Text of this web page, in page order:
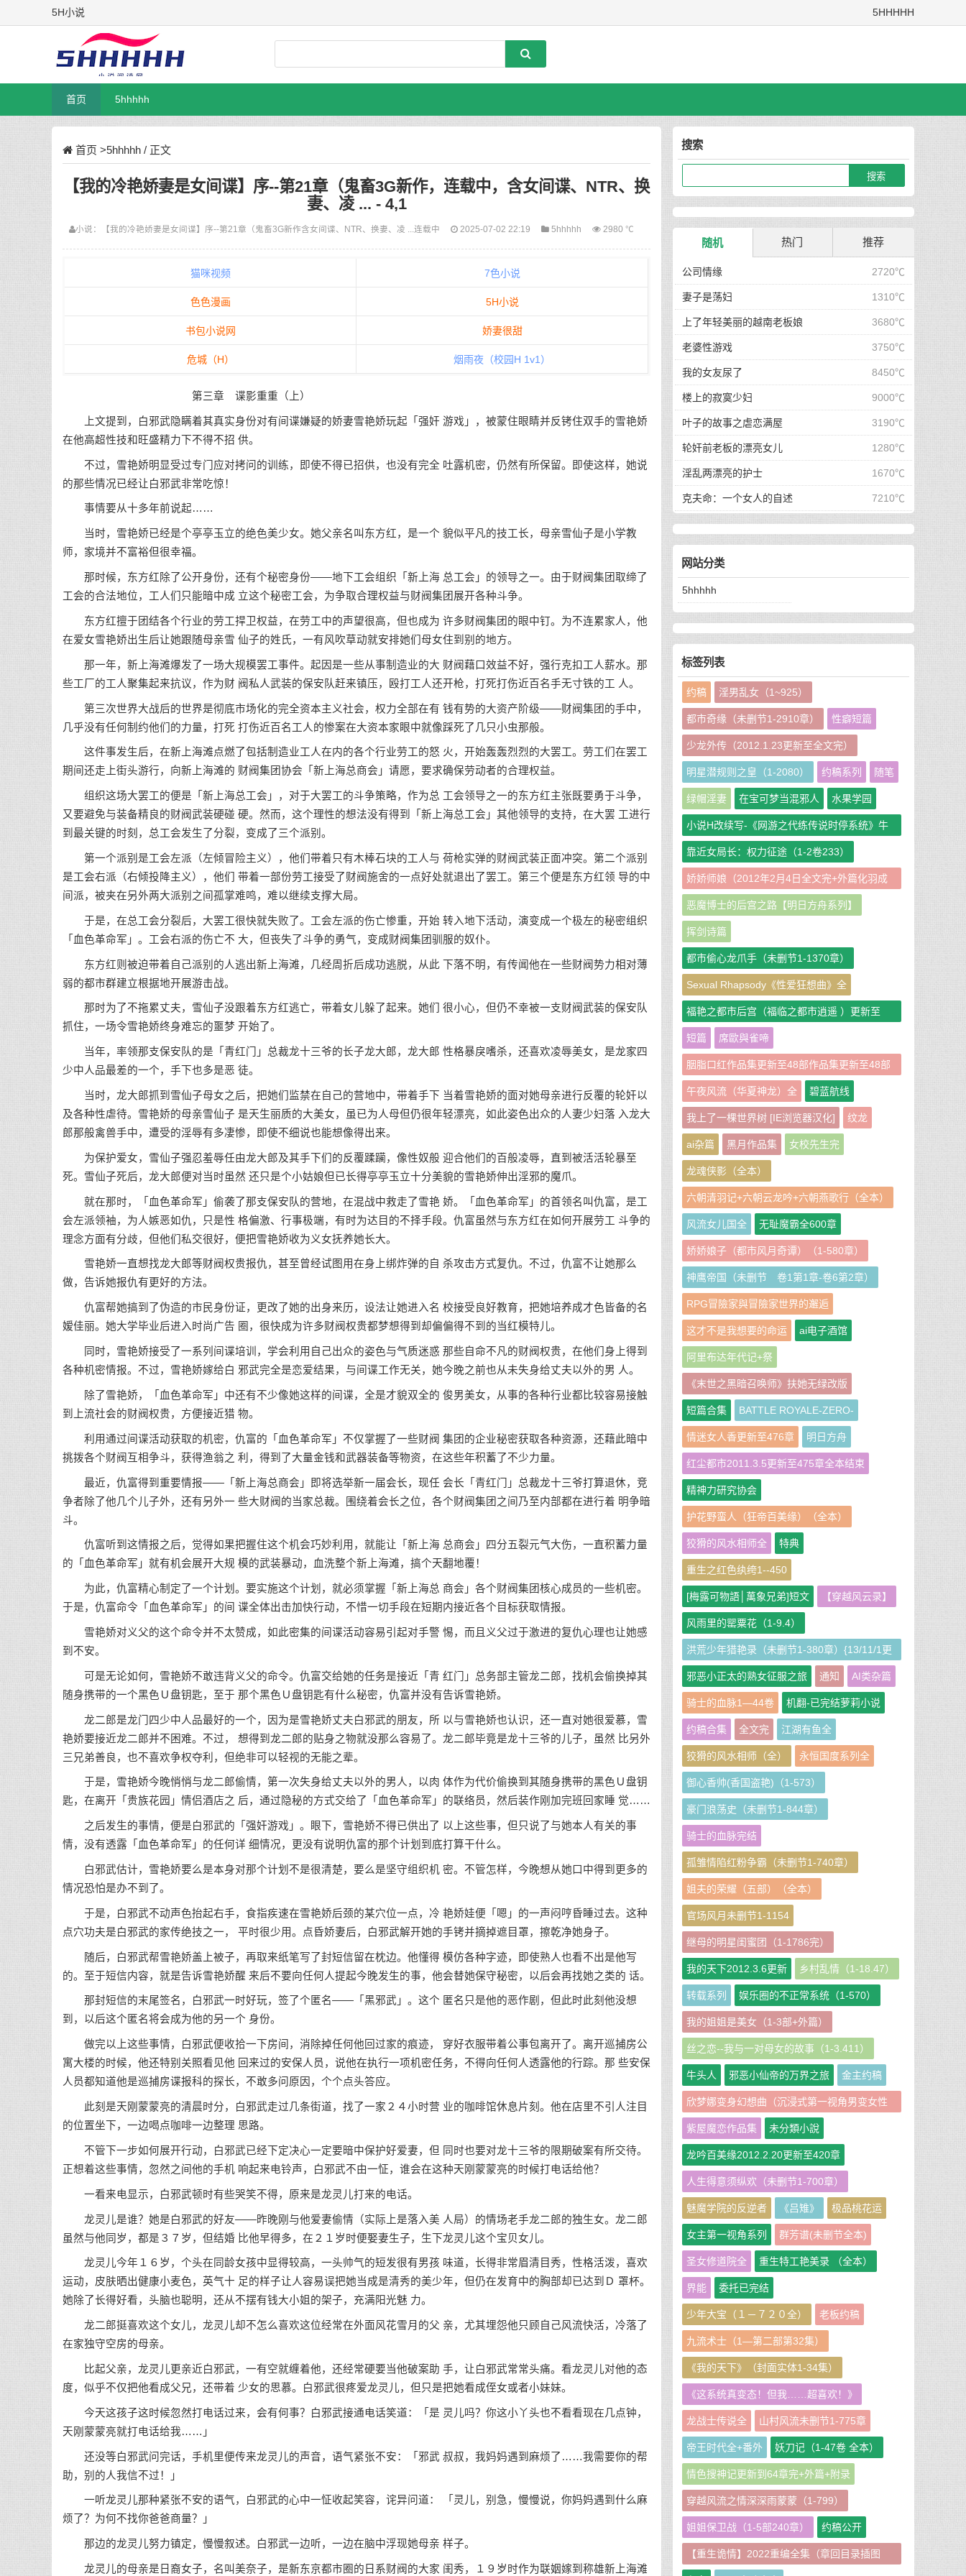
5H小说 5HHHHH
首页 5hhhhh
首页 >5hhhhh / 正文
【我的冷艳娇妻是女间谍】序--第21章（鬼畜3G新作，连载中，含女间谍、NTR、换
妻、凌 ... - 4,1
小说： 【我的冷艳娇妻是女间谍】序--第21章（鬼畜3G新作含女间谍、NTR、换妻、凌 ... 连载中 2025-07-02 22:19 5hhhhh 2980 ℃
猫咪视频 7色小说
色色漫画 5H小说
书包小说网 娇妻很甜
危城（H） 烟雨夜（校园H 1v1）
第三章 谍影重重（上）
上文提到，白邪武隐瞒着其真实身份对有间谍嫌疑的娇妻雪艳娇玩起「强奸 游戏」，被蒙住眼睛并反铐住双手的雪艳娇
在他高超性技和旺盛精力下不得不招 供。
不过，雪艳娇明显受过专门应对拷问的训练，即使不得已招供，也没有完全 吐露机密，仍然有所保留。即使这样，她说
的那些情况已经让白邪武非常吃惊！
事情要从十多年前说起……
当时，雪艳娇已经是个亭亭玉立的绝色美少女。她父亲名叫东方红，是一个 貌似平凡的技工长，母亲雪仙子是小学教
师，家境并不富裕但很幸福。
那时候，东方红除了公开身份，还有个秘密身份——地下工会组织「新上海 总工会」的领导之一。由于财阀集团取缔了
工会的合法地位，工人们只能暗中成 立这个秘密工会，为争取合理权益与财阀集团展开各种斗争。
东方红擅于团结各个行业的劳工捍卫权益，在劳工中的声望很高，但也成为 许多财阀集团的眼中钉。为不连累家人，他
在爱女雪艳娇出生后让她跟随母亲雪 仙子的姓氏，一有风吹草动就安排她们母女住到别的地方。
那一年，新上海滩爆发了一场大规模罢工事件。起因是一些从事制造业的大 财阀藉口效益不好，强行克扣工人薪水。那
些工厂的工人聚集起来抗议，作为财 阀私人武装的保安队赶来镇压，殴打工人还开枪，打死打伤近百名手无寸铁的工 人。
第三次世界大战后的世界是彻底市场化的完全资本主义社会，权力全部在有 钱有势的大资产阶级——财阀集团的手中，
几乎没有任何制约他们的力量，打死 打伤近百名工人的惨案在大资本家眼中就像踩死了几只小虫那般。
这件事发生后，在新上海滩点燃了包括制造业工人在内的各个行业劳工的怒 火，开始轰轰烈烈的大罢工。劳工们在罢工
期间还走上街头游行，向新上海滩的 财阀集团协会「新上海总商会」请愿，要求确保劳动者的合理权益。
组织这场大罢工的便是「新上海总工会」，对于大罢工的斗争策略，作为总 工会领导之一的东方红主张既要勇于斗争，
又要避免与装备精良的财阀武装硬碰 硬。然而，这个理性的想法没有得到「新上海总工会」其他领导的支持，在大罢 工进行
到最关键的时刻，总工会发生了分裂，变成了三个派别。
第一个派别是工会左派（左倾冒险主义），他们带着只有木棒石块的工人与 荷枪实弹的财阀武装正面冲突。第二个派别
是工会右派（右倾投降主义），他们 带着一部份劳工接受了财阀施舍的一点好处就退出了罢工。第三个便是东方红领 导的中
间派，被夹在另外两大派别之间孤掌难鸣，难以继续支撑大局。
于是，在总工会分裂后，大罢工很快就失败了。工会左派的伤亡惨重，开始 转入地下活动，演变成一个极左的秘密组织
「血色革命军」。工会右派的伤亡不 大，但丧失了斗争的勇气，变成财阀集团驯服的奴仆。
东方红则被迫带着自己派别的人逃出新上海滩，几经周折后成功逃脱，从此 下落不明，有传闻他在一些财阀势力相对薄
弱的都市群建立根据地开展游击战。
那时为了不拖累丈夫，雪仙子没跟着东方红逃亡，带着女儿躲了起来。她们 很小心，但仍不幸被一支财阀武装的保安队
抓住，一场令雪艳娇终身难忘的噩梦 开始了。
当年，率领那支保安队的是「青红门」总裁龙十三爷的长子龙大郎，龙大郎 性格暴戾嗜杀，还喜欢凌辱美女，是龙家四
少中人品最差的一个，手下也多是恶 徒。
当时，龙大郎抓到雪仙子母女之后，把她们监禁在自己的营地中，带着手下 当着雪艳娇的面对她母亲进行反覆的轮奸以
及各种性虐待。雪艳娇的母亲雪仙子 是天生丽质的大美女，虽已为人母但仍很年轻漂亮，如此姿色出众的人妻少妇落 入龙大
郎那般禽兽手中，遭受的淫辱有多凄惨，即使不细说也能想像得出来。
为保护爱女，雪仙子强忍羞辱任由龙大郎及其手下们的反覆蹂躏，像性奴般 迎合他们的百般凌辱，直到被活活轮暴至
死。雪仙子死后，龙大郎便对当时虽然 还只是个小姑娘但已长得亭亭玉立十分美貌的雪艳娇伸出淫邪的魔爪。
就在那时，「血色革命军」偷袭了那支保安队的营地，在混战中救走了雪艳 娇。「血色革命军」的首领名叫仇富，是工
会左派领袖，为人嫉恶如仇，只是性 格偏激、行事极端，有时为达目的不择手段。仇富虽然与东方红在如何开展劳工 斗争的
理念方面有分歧，但他们私交很好，便把雪艳娇收为义女抚养她长大。
雪艳娇一直想找龙大郎等财阀权贵报仇，甚至曾经试图用在身上绑炸弹的自 杀攻击方式复仇。不过，仇富不让她那么
做，告诉她报仇有更好的方法。
仇富帮她搞到了伪造的市民身份证，更改了她的出身来历，设法让她进入名 校接受良好教育，把她培养成才色皆备的名
嫒佳丽。她大学毕业后进入时尚广告 圈，很快成为许多财阀权贵都梦想得到却偏偏得不到的当红模特儿。
同时，雪艳娇接受了一系列间谍培训，学会利用自己出众的姿色与气质迷惑 那些自命不凡的财阀权贵，在他们身上得到
各种机密情报。不过，雪艳娇嫁给白 邪武完全是恋爱结果，与间谍工作无关，她今晚之前也从未失身给丈夫以外的男 人。
除了雪艳娇，「血色革命军」中还有不少像她这样的间谍，全是才貌双全的 俊男美女，从事的各种行业都比较容易接触
到上流社会的财阀权贵，方便接近猎 物。
利用通过间谍活动获取的机密，仇富的「血色革命军」不仅掌握了一些财阀 集团的企业秘密获取各种资源，还藉此暗中
挑拨各个财阀互相争斗，获得渔翁之 利，得到了大量金钱和武器装备等物资，在这些年积蓄了不少力量。
最近，仇富得到重要情报——「新上海总商会」即将选举新一届会长，现任 会长「青红门」总裁龙十三爷打算退休，竞
争者除了他几个儿子外，还有另外一 些大财阀的当家总裁。围绕着会长之位，各个财阀集团之间乃至内部都在进行着 明争暗
斗。
仇富听到这情报之后，觉得如果把握住这个机会巧妙利用，就能让「新上海 总商会」四分五裂元气大伤，一直积蓄力量
的「血色革命军」就有机会展开大规 模的武装暴动，血洗整个新上海滩，搞个天翻地覆！
为此，仇富精心制定了一个计划。要实施这个计划，就必须掌握「新上海总 商会」各个财阀集团核心成员的一些机密。
于是，仇富命令「血色革命军」的间 谍全体出击加快行动，不惜一切手段在短期内接近各个目标获取情报。
雪艳娇对义父的这个命令并不太赞成，如此密集的间谍活动容易引起对手警 惕，而且义父过于激进的复仇心理也让她感
到不安。
可是无论如何，雪艳娇不敢违背义父的命令。仇富交给她的任务是接近「青 红门」总务部主管龙二郎，找机会偷换掉其
随身携带的一个黑色Ｕ盘钥匙，至于 那个黑色Ｕ盘钥匙有什么秘密，仇富并没有告诉雪艳娇。
龙二郎是龙门四少中人品最好的一个，因为是雪艳娇丈夫白邪武的朋友，所 以与雪艳娇也认识，还一直对她很爱慕，雪
艳娇要接近龙二郎并不困难。不过， 想得到龙二郎的贴身之物就没那么容易了。龙二郎毕竟是龙十三爷的儿子，虽然 比另外
三兄弟善良，也不喜欢争权夺利，但绝非可以轻视的无能之辈。
于是，雪艳娇今晚悄悄与龙二郎偷情，第一次失身给丈夫以外的男人，以肉 体作为代价偷换到其随身携带的黑色Ｕ盘钥
匙，在离开「贵族花园」情侣酒店之 后，通过隐秘的方式交给了「血色革命军」的联络员，然后装作刚加完班回家睡 觉……
之后发生的事情，便是白邪武的「强奸游戏」。眼下，雪艳娇不得已供出了 以上这些事，但只说了与她本人有关的事
情，没有透露「血色革命军」的任何详 细情况，更没有说明仇富的那个计划到底打算干什么。
白邪武估计，雪艳娇要么是本身对那个计划不是很清楚，要么是坚守组织机 密。不管怎样，今晚想从她口中得到更多的
情况恐怕是办不到了。
于是，白邪武不动声色抬起右手，食指疾速在雪艳娇后颈的某穴位一点，冷 艳娇娃便「嗯」的一声闷哼昏睡过去。这种
点穴功夫是白邪武的家传绝技之一， 平时很少用。点昏娇妻后，白邪武解开她的手铐并摘掉遮目罩，擦乾净她身子。
随后，白邪武帮雪艳娇盖上被子，再取来纸笔写了封短信留在枕边。他懂得 模仿各种字迹，即使熟人也看不出是他写
的。至于短信内容，就是告诉雪艳娇醒 来后不要向任何人提起今晚发生的事，他会替她保守秘密，以后会再找她之类的 话。
那封短信的末尾签名，白邪武一时好玩，签了个匿名——「黑邪武」。这个 匿名只是他的恶作剧，但此时此刻他没想
到，以后这个匿名将会成为他的另一个 身份。
做完以上这些事情，白邪武便收拾一下房间，消除掉任何他回过家的痕迹， 穿好衣服带着公事包离开了。离开巡捕房公
寓大楼的时候，他还特别关照看见他 回来过的安保人员，说他在执行一项机密任务，不得向任何人透露他的行踪。那 些安保
人员都知道他是巡捕房谍报科的探长，不敢多问原因，个个点头答应。
此刻是天刚蒙蒙亮的清晨时分，白邪武走过几条街道，找了一家２４小时营 业的咖啡馆休息片刻。他在店里不引人注目
的位置坐下，一边喝点咖啡一边整理 思路。
不管下一步如何展开行动，白邪武已经下定决心一定要暗中保护好爱妻，但 同时也要对龙十三爷的限期破案有所交待。
正想着这些事情，忽然之间他的手机 响起来电铃声，白邪武不由一怔，谁会在这种天刚蒙蒙亮的时候打电话给他？
一看来电显示，白邪武顿时有些哭笑不得，原来是龙灵儿打来的电话。
龙灵儿是谁？她是白邪武的好友——昨晚刚与他爱妻偷情（实际上是落入美 人局）的情场老手龙二郎的独生女。龙二郎
虽然与他同岁，都是３７岁，但结婚 比他早得多，在２１岁时便娶妻生子，生下龙灵儿这个宝贝女儿。
龙灵儿今年１６岁，个头在同龄女孩中显得较高，一头帅气的短发很有男孩 味道，长得非常眉清目秀，性格活泼，喜欢
运动，皮肤晒出健康小麦色，英气十 足的样子让人容易误把她当成是清秀的美少年，但仍在发育中的胸部却已达到Ｄ 罩杯。
她除了长得好看，头脑也聪明，还从不摆有钱大小姐的架子，充满阳光魅 力。
龙二郎挺喜欢这个女儿，龙灵儿却不怎么喜欢这位经常在外面风花雪月的父 亲，尤其埋怨他只顾自己风流快活，冷落了
在家独守空房的母亲。
比起父亲，龙灵儿更亲近白邪武，一有空就缠着他，还经常硬要当他破案助 手，让白邪武常常头痛。看龙灵儿对他的态
度，似乎不仅把他看成父兄，还带着 少女的思慕。白邪武很疼爱龙灵儿，但只是把她看成侄女或者小妹妹。
今天这孩子这时候忽然打电话过来，会有何事？白邪武接通电话笑道：「是 灵儿吗？你这小丫头也不看看现在几点钟，
天刚蒙蒙亮就打电话给我……」
还没等白邪武问完话，手机里便传来龙灵儿的声音，语气紧张不安：「邪武 叔叔，我妈妈遇到麻烦了……我需要你的帮
助，别的人我信不过！」
一听龙灵儿那种紧张不安的语气，白邪武的心中一怔收起笑容，诧异问道： 「灵儿，别急，慢慢说，你妈妈遇到什么麻
烦了？为何不找你爸爸商量？」
那边的龙灵儿努力镇定，慢慢叙述。白邪武一边听，一边在脑中浮现她母亲 样子。
龙灵儿的母亲是日裔女子，名叫美奈子，是新东京都市圈的日系财阀的大家 闺秀，１９岁时作为联姻嫁到称雄新上海滩
搜索
随机 热门 推荐
2720℃
公司情缘
1310℃
妻子是荡妇
3680℃
上了年轻美丽的越南老板娘
3750℃
老婆性游戏
8450℃
我的女友尿了
9000℃
楼上的寂寞少妇
3190℃
叶子的故事之虐恋满屋
1280℃
轮奸前老板的漂亮女儿
1670℃
淫乱两漂亮的护士
7210℃
克夫命：一个女人的自述
网站分类
5hhhhh
标签列表
约稿 淫男乱女（1~925）
都市奇缘（未删节1-2910章） 性癖短篇
少龙外传（2012.1.23更新至全文完）
明星潜规则之皇（1-2080） 约稿系列 随笔
绿帽淫妻 在宝可梦当混邪人 水果学园
小说H改续写-《网游之代练传说时停系统》牛
牛娘二改GHS版
靠近女局长：权力征途（1-2卷233）
娇娇师娘（2012年2月4日全文完+外篇化羽成
仙篇240章）
恶魔博士的后宫之路【明日方舟系列】
挥剑诗篇
都市偷心龙爪手（未删节1-1370章）
Sexual Rhapsody《性爱狂想曲》全
福艳之都市后宫（福临之都市逍遥 ）更新至
951章
短篇 席歐與雀啼
胭脂口红作品集更新至48部作品集更新至48部
作者：胭脂口红
午夜风流（华夏神龙）全 碧蓝航线
我上了一棵世界树 [IE浏览器汉化] 纹龙
ai杂篇 黑月作品集 女校先生完
龙魂侠影（全本）
六朝清羽记+六朝云龙吟+六朝燕歌行（全本）
风流女儿国全 无耻魔霸全600章
娇娇娘子（都市风月奇谭）（1-580章）
神鹰帝国（未删节 卷1第1章-卷6第2章）
RPG冒險家與冒險家世界的邂逅
这才不是我想要的命运 ai电子酒馆
阿里布达年代记+祭
《末世之黑暗召唤师》扶她无绿改版
短篇合集 BATTLE ROYALE-ZERO-
情迷女人香更新至476章 明日方舟
红尘都市2011.3.5更新至475章全本结束
精神力研究协会
护花野蛮人（狂帝百美缘）（全本）
狡猾的风水相师全 特典
重生之红色纨绔1--450
[梅露可物語│萬象兄弟]短文 【穿越风云录】
风雨里的罂粟花（1-9.4）
洪荒少年猎艳录（未删节1-380章）{13/11/1更
新}
邪恶小正太的熟女征服之旅 通知 AI类杂篇
骑士的血脉1—44卷 机翻-已完结萝莉小说
约稿合集 全文完 江湖有鱼全
狡猾的风水相师（全） 永恒国度系列全
御心香帅(香国盗艳)（1-573）
豪门浪荡史（未删节1-844章）
骑士的血脉完结
孤雏情陷红粉争霸（未删节1-740章）
姐夫的荣耀（五部）（全本）
官场风月未删节1-1154
继母的明星闺蜜团（1-1786完）
我的天下2012.3.6更新 乡村乱情（1-18.47）
转载系列 娱乐圈的不正常系统（1-570）
我的姐姐是美女（1-3部+外篇）
丝之恋--我与一对母女的故事（1-3.411）
牛头人 邪恶小仙帝的万界之旅 金主约稿
欣梦娜变身幻想曲（沉浸式第一视角男变女性
转短篇小说集）
紫屋魔恋作品集 未分類小說
龙吟百美缘2012.2.20更新至420章
人生得意须纵欢（未删节1-700章）
魅魔学院的反逆者 《吕雉》 极品桃花运
女主第一视角系列 群芳谱(未删节全本)
圣女修道院全 重生特工艳美录 （全本）
界能 委托已完结
少年大宝（１－７２０全） 老板约稿
九流术士（1—第二部第32集）
《我的天下》（封面实体1-34集）
《这系统真变态！但我……超喜欢！》
龙战士传说全 山村风流未删节1-775章
帝王时代全+番外 妖刀记（1-47卷 全本）
情色搜神记更新到64章完+外篇+附录
穿越风流之情深深雨蒙蒙（1-799）
姐姐保卫战（1-5部240章） 约稿公开
【重生诡情】2022重编全集（章回目录插图